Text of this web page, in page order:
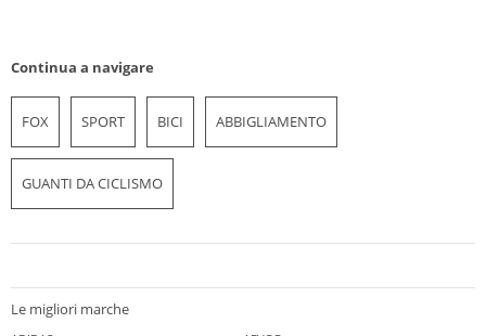
Continua a navigare
FOX SPORT BICI ABBIGLIAMENTO
GUANTI DA CICLISMO
Le migliori marche